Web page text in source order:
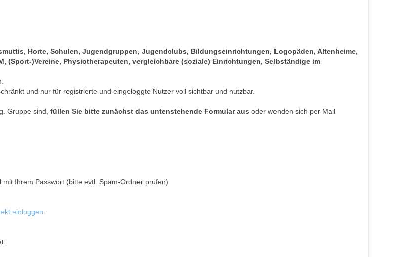
Horte, Schulen, Jugendgruppen, Jugendclubs, Bildungseinrichtungen, Logopäden, Altenheime,
(Sport-)Vereine, Physiotherapeuten, vergleichbare (soziale) Einrichtungen, Selbständige im
und nur für registrierte und eingeloggte Nutzer voll sichtbar und nutzbar.
Gruppe sind, füllen Sie bitte zunächst das untenstehende Formular aus oder wenden sich per Mail
Ihrem Passwort (bitte evtl. Spam-Ordner prüfen).
einloggen